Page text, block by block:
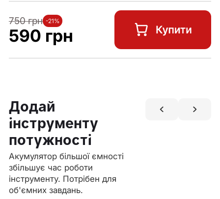
750 грн -21%
590 грн
Додай
інструменту
потужності
Акумулятор більшої ємності
збільшує час роботи
інструменту. Потрібен для
об'ємних завдань.